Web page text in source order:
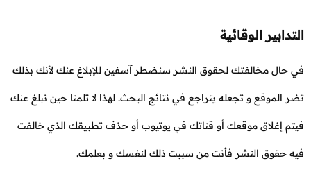
التدابير الوقائية
في حال مخالفتك لحقوق النشر سنضطر آسفين للإبلاغ عنك لأنك بذلك
تضر الموقع و تجعله يتراجع في نتائج البحث. لهذا لا تلمنا حين نبلغ عنك
فيتم إغلاق موقعك أو قناتك في يوتيوب أو حذف تطبيقك الذي خالفت
فيه حقوق النشر فأنت من سببت ذلك لنفسك و بعلمك.